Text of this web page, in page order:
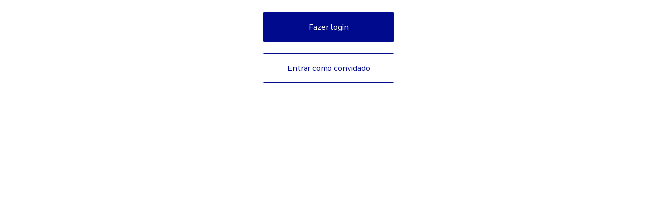
Fazer login
Entrar como convidado